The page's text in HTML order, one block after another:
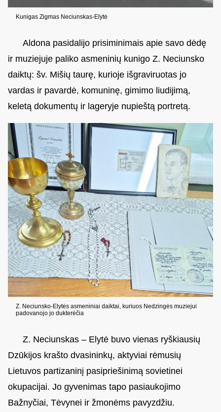
Kunigas Zigmas Neciunskas-Elytė
Aldona pasidalijo prisiminimais apie savo dėdę
ir muziejuje paliko asmeninių kunigo Z. Neciunsko
daiktų: šv. Mišių taurę, kurioje išgraviruotas jo
vardas ir pavardė, komuninę, gimimo liudijimą,
keletą dokumentų ir lageryje nupieštą portretą.
Z. Neciunsko-Elytės asmeniniai daiktai, kuriuos Nedzingės muziejui
padovanojo jo dukterėčia
Z. Neciunskas – Elytė buvo vienas ryškiausių
Dzūkijos krašto dvasininkų, aktyviai rėmusių
Lietuvos partizaninį pasipriešinimą sovietinei
okupacijai. Jo gyvenimas tapo pasiaukojimo
Bažnyčiai, Tėvynei ir žmonėms pavyzdžiu.